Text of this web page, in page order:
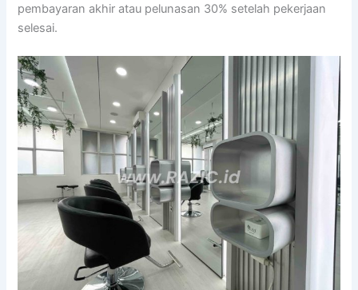
pembayaran akhir atau pelunasan 30% setelah pekerjaan
selesai.